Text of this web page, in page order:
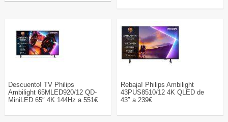
Descuento! TV Philips
Ambilight 65MLED920/12 QD-
MiniLED 65″ 4K 144Hz a 551€
Rebaja! Philips Ambilight
43PUS8510/12 4K QLED de
43″ a 239€